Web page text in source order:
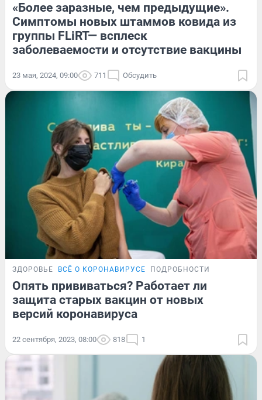
«Более заразные, чем предыдущие».
Симптомы новых штаммов ковида из
группы FLiRT— всплеск
заболеваемости и отсутствие вакцины
23 мая, 2024, 09:00 711 Обсудить
ЗДОРОВЬЕ ВСЁ О КОРОНАВИРУСЕ ПОДРОБНОСТИ
Опять прививаться? Работает ли
защита старых вакцин от новых
версий коронавируса
22 сентября, 2023, 08:00 818 1